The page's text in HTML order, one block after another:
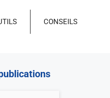
CONSEILS